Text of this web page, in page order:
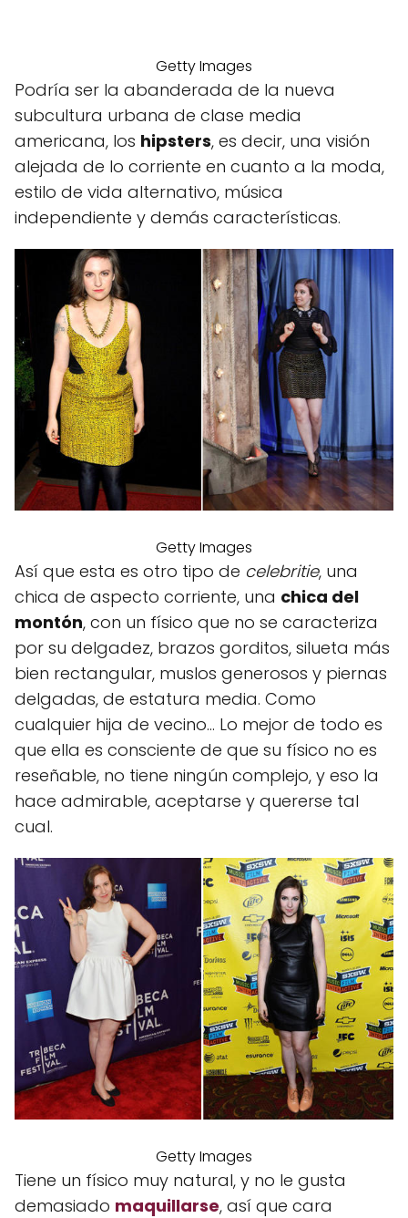
Getty Images
Podría ser la abanderada de la nueva
subcultura urbana de clase media
americana, los hipsters, es decir, una visión
alejada de lo corriente en cuanto a la moda,
estilo de vida alternativo, música
independiente y demás características.
Getty Images
Así que esta es otro tipo de celebritie, una
chica de aspecto corriente, una chica del
montón, con un físico que no se caracteriza
por su delgadez, brazos gorditos, silueta más
bien rectangular, muslos generosos y piernas
delgadas, de estatura media. Como
cualquier hija de vecino… Lo mejor de todo es
que ella es consciente de que su físico no es
reseñable, no tiene ningún complejo, y eso la
hace admirable, aceptarse y quererse tal
cual.
Getty Images
Tiene un físico muy natural, y no le gusta
demasiado maquillarse, así que cara